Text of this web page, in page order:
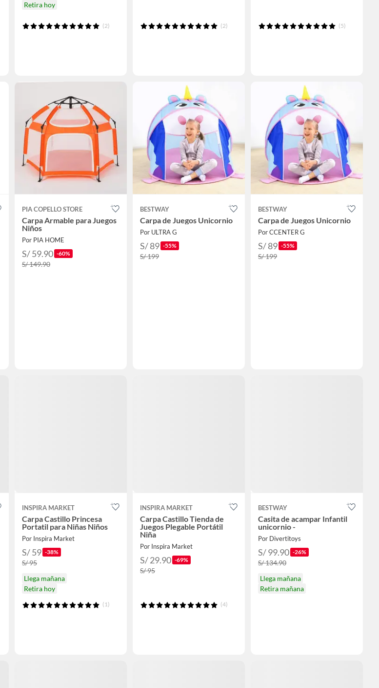
Retira hoy
(2) (2) (5)
PIA COPELLO STORE
Carpa Armable para Juegos
Niños
Por PIA HOME
S/ 59.90 -60%
S/ 149.90
BESTWAY
Carpa de Juegos Unicornio
Por ULTRA G
S/ 89 -55%
S/ 199
BESTWAY
Carpa de Juegos Unicornio
Por CCENTER G
S/ 89 -55%
S/ 199
INSPIRA MARKET
Carpa Castillo Princesa
Portatil para Niñas Niños
Por Inspira Market
S/ 59 -38%
S/ 95
Llega mañana
Retira hoy
(1)
INSPIRA MARKET
Carpa Castillo Tienda de
Juegos Plegable Portátil
Niña
Por Inspira Market
S/ 29.90 -69%
S/ 95
(4)
BESTWAY
Casita de acampar Infantil
unicornio -
Por Divertitoys
S/ 99.90 -26%
S/ 134.90
Llega mañana
Retira mañana